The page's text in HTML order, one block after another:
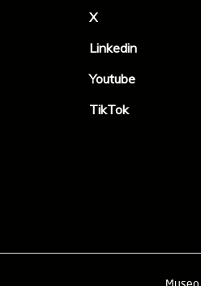
X
Linkedin
Youtube
TikTok